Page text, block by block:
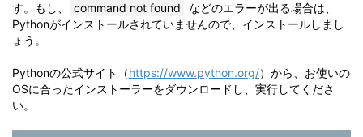
す。もし、
command not found
などのエラーが出る場合は、
Pythonがインストールされていませんので、インストールしまし
ょう。
Pythonの公式サイト（https://www.python.org/）から、お使いの
OSに合ったインストーラーをダウンロードし、実行してくださ
い。